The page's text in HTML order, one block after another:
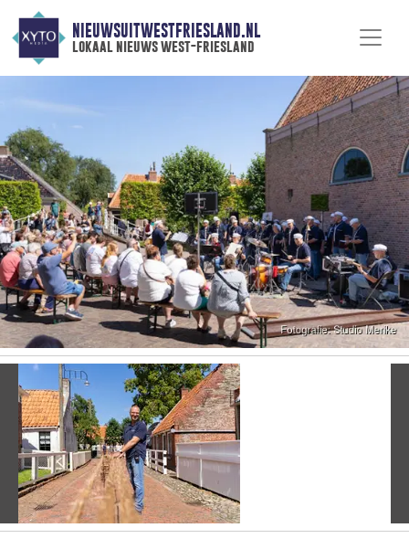
NIEUWSUITWESTFRIESLAND.NL
lokaal nieuws west-friesland
Vorige